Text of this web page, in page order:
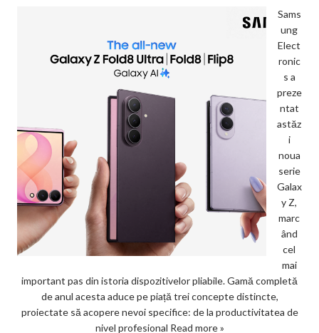
Sams
ung
Elect
ronic
s a
preze
ntat
astăz
i
noua
serie
Galax
y Z,
marc
ând
cel
mai
important pas din istoria dispozitivelor pliabile. Gamă completă
de anul acesta aduce pe piață trei concepte distincte,
proiectate să acopere nevoi specifice: de la productivitatea de
nivel profesional Read more »